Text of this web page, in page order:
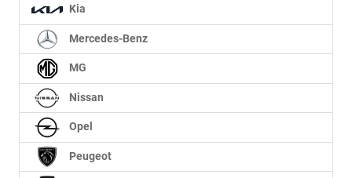
Kia
Mercedes-Benz
MG
Nissan
Opel
Peugeot